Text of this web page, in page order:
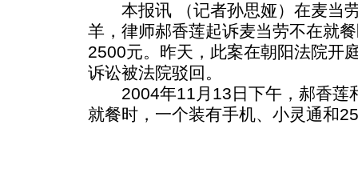
本报讯 （记者孙思娅）在麦当
羊，律师郝香莲起诉麦当劳不在就
2500元。昨天，此案在朝阳法院开
诉讼被法院驳回。
2004年11月13日下午，郝香莲
就餐时，一个装有手机、小灵通和